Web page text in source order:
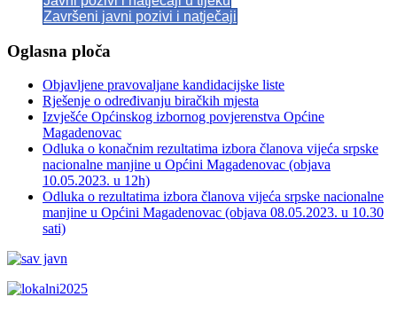
Završeni javni pozivi i natječaji
Oglasna ploča
Objavljene pravovaljane kandidacijske liste
Rješenje o određivanju biračkih mjesta
Izvješće Općinskog izbornog povjerenstva Općine
Magadenovac
Odluka o konačnim rezultatima izbora članova vijeća srpske
nacionalne manjine u Općini Magadenovac (objava
10.05.2023. u 12h)
Odluka o rezultatima izbora članova vijeća srpske nacionalne
manjine u Općini Magadenovac (objava 08.05.2023. u 10.30
sati)